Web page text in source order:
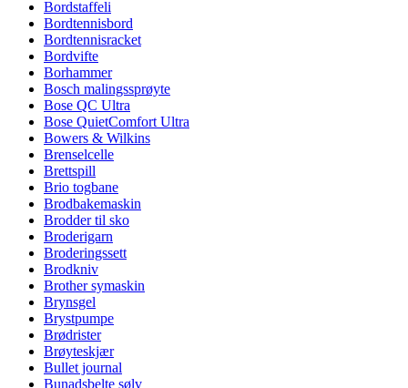
Bordstaffeli
Bordtennisbord
Bordtennisracket
Bordvifte
Borhammer
Bosch malingssprøyte
Bose QC Ultra
Bose QuietComfort Ultra
Bowers & Wilkins
Brenselcelle
Brettspill
Brio togbane
Brodbakemaskin
Brodder til sko
Broderigarn
Broderingssett
Brodkniv
Brother symaskin
Brynsgel
Brystpumpe
Brødrister
Brøyteskjær
Bullet journal
Bunadsbelte sølv